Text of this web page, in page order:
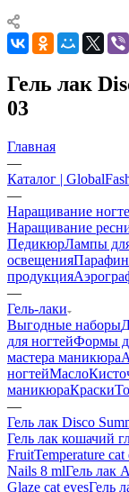
Гель лак
03
Главная
—
Каталог |
—
Наращивание
Наращивание
ПедикюрЛампы
освещения
продукция
—
Гель-лаки
Выгодные наборы
для ногтейФормы
мастера маникюра
ногтейМасло
маникюраКраски
—
Гель лак Disco
Гель лак кошачий
FruitTemperature
Nails 8 mlГель лак
Glaze cat eyesГель